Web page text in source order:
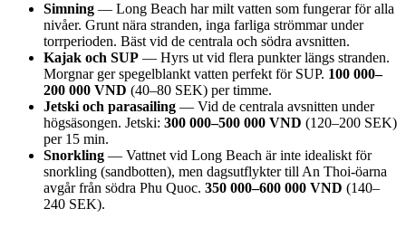
Simning — Long Beach har milt vatten som fungerar för alla
nivåer. Grunt nära stranden, inga farliga strömmar under
torrperioden. Bäst vid de centrala och södra avsnitten.
Kajak och SUP — Hyrs ut vid flera punkter längs stranden.
Morgnar ger spegelblankt vatten perfekt för SUP. 100 000–
200 000 VND (40–80 SEK) per timme.
Jetski och parasailing — Vid de centrala avsnitten under
högsäsongen. Jetski: 300 000–500 000 VND (120–200 SEK)
per 15 min.
Snorkling — Vattnet vid Long Beach är inte idealiskt för
snorkling (sandbotten), men dagsutflykter till An Thoi-öarna
avgår från södra Phu Quoc. 350 000–600 000 VND (140–
240 SEK).